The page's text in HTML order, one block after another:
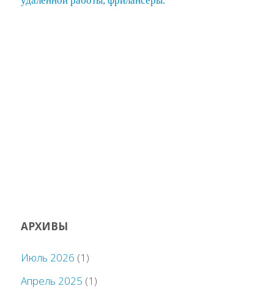
АРХИВЫ
Июль 2026 (1)
Апрель 2025 (1)